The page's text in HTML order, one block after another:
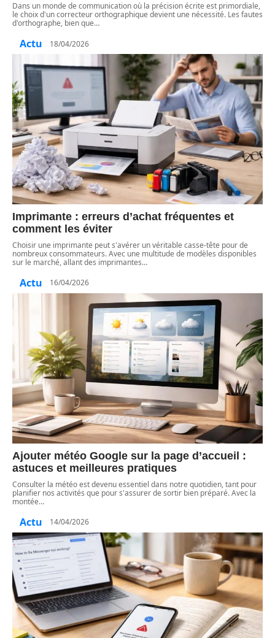
Dans un monde de communication où la précision écrite est primordiale,
le choix d'un correcteur orthographique devient une nécessité. Les fautes
d'orthographe, bien que…
Actu 18/04/2026
Imprimante : erreurs d’achat fréquentes et
comment les éviter
Choisir une imprimante peut s'avérer un véritable casse-tête pour de
nombreux consommateurs. Avec une multitude de modèles disponibles
sur le marché, allant des imprimantes…
Actu 16/04/2026
Ajouter météo Google sur la page d’accueil :
astuces et meilleures pratiques
Consulter la météo est devenu essentiel dans notre quotidien, tant pour
planifier nos activités que pour s'assurer de sortir bien préparé. Avec la
montée…
Actu 14/04/2026